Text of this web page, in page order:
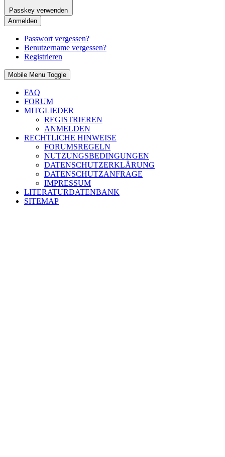
Passkey verwenden
Anmelden
Passwort vergessen?
Benutzername vergessen?
Registrieren
Mobile Menu Toggle
FAQ
FORUM
MITGLIEDER
REGISTRIEREN
ANMELDEN
RECHTLICHE HINWEISE
FORUMSREGELN
NUTZUNGSBEDINGUNGEN
DATENSCHUTZERKLÄRUNG
DATENSCHUTZANFRAGE
IMPRESSUM
LITERATURDATENBANK
SITEMAP